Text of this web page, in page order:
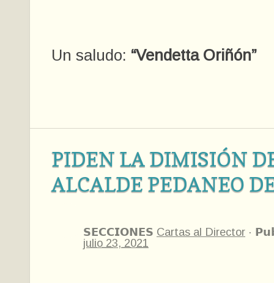
Un saludo: “Vendetta Oriñón”
PIDEN LA DIMISIÓN
ALCALDE PEDANEO
𝗦𝗘𝗖𝗖𝗜𝗢𝗡𝗘𝗦 Cartas al Director ·
julio 23, 2021